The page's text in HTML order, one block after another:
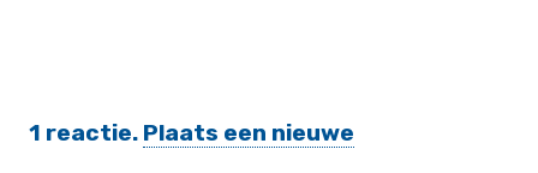
1 reactie. Plaats een nieuwe